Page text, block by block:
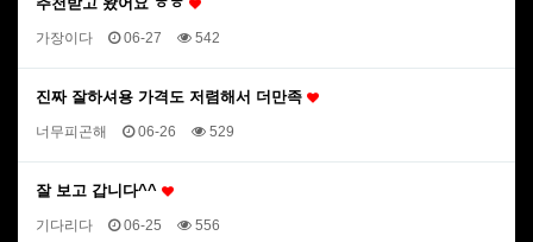
가장이다 06-27 542
진짜 잘하셔용 가격도 저렴해서 더만족
너무피곤해 06-26 529
잘 보고 갑니다^^
기다리다 06-25 556